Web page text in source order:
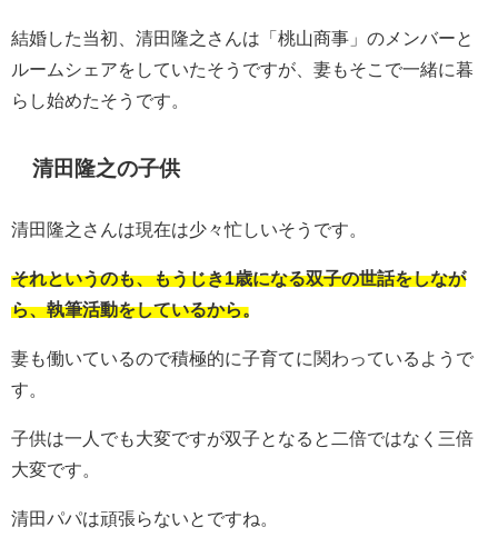
結婚した当初、清田隆之さんは「桃山商事」のメンバーと
ルームシェアをしていたそうですが、妻もそこで一緒に暮
らし始めたそうです。
清田隆之の子供
清田隆之さんは現在は少々忙しいそうです。
それというのも、もうじき1歳になる双子の世話をしなが
ら、執筆活動をしているから。
妻も働いているので積極的に子育てに関わっているようで
す。
子供は一人でも大変ですが双子となると二倍ではなく三倍
大変です。
清田パパは頑張らないとですね。